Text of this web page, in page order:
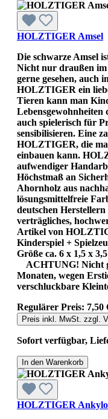
HOLZTIGER Amsel
Die schwarze Amsel
Nicht nur draußen
gerne gesehen, auch
HOLZTIGER ein
Tieren kann man
Lebensgewohnheiten
auch spielerisch für
sensibilisieren. Eine
HOLZTIGER, die
einbauen kann.
aufwendiger
Höchstmaß an
Ahornholz aus
lösungsmittelfreie
deutschen
verträgliches,
Artikel von
Kinderspiel +
Größe ca. 6 x 1,5 x
ACHTUNG! Nicht
Monaten, wegen
verschluckbare
Regulärer Preis: 7,50
Preis inkl. MwSt. zzgl.
Sofort verfügbar,
In den Warenkorb
HOLZTIGER